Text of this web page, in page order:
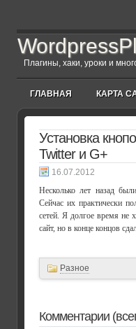
Плагины, хаки, уроки и
ГЛАВНАЯ КАРТА
Установка
Twitter и G+
16.07.2012
Несколько лет назад
Сейчас их практически
сетей. Я долгое время не
сайт, но в конце концов
Разное
Комментарии